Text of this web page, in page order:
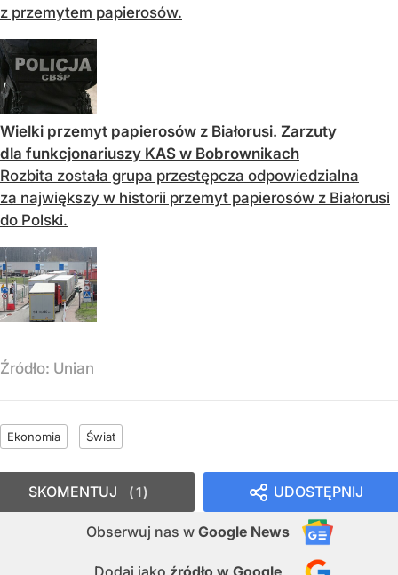
z przemytem papierosów.
Wielki przemyt papierosów z Białorusi. Zarzuty
dla funkcjonariuszy KAS w Bobrownikach
Rozbita została grupa przestępcza odpowiedzialna
za największy w historii przemyt papierosów z Białorusi
do Polski.
Źródło: Unian
Ekonomia Świat
UDOSTĘPNIJ
Obserwuj nas w Google News
SKOMENTUJ 1